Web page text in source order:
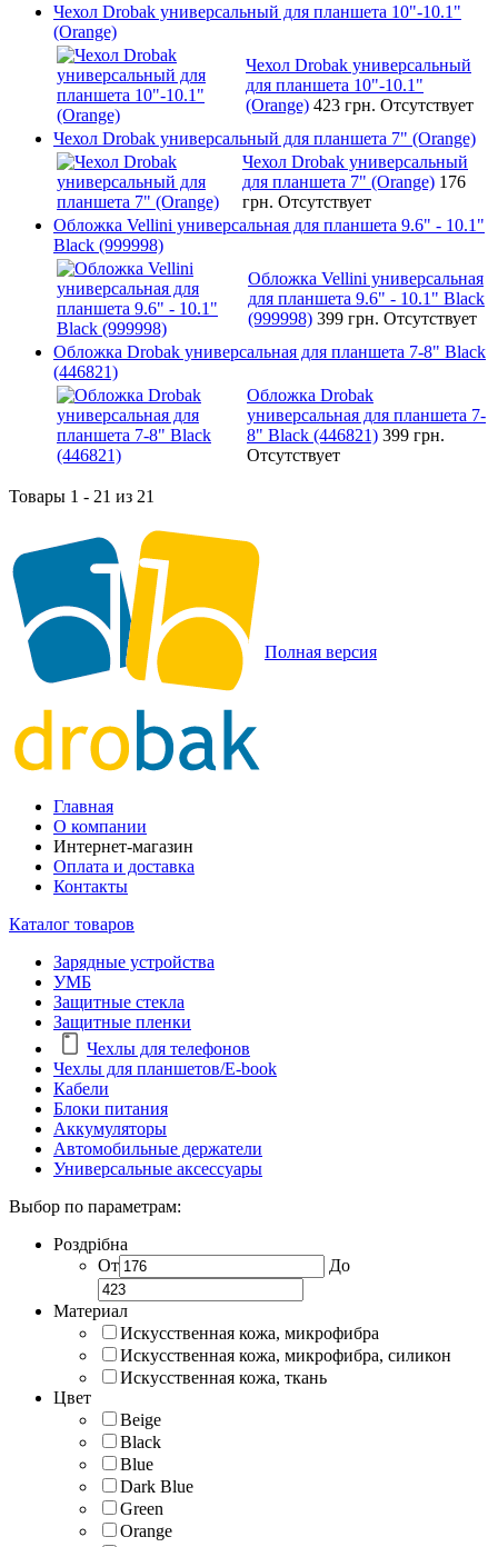
Чехол Drobak универсальный для планшета 10"-10.1"
(Orange)
Чехол Drobak универсальный
для планшета 10"-10.1"
(Orange) 423 грн. Отсутствует
Чехол Drobak универсальный для планшета 7" (Orange)
Чехол Drobak универсальный
для планшета 7" (Orange) 176
грн. Отсутствует
Обложка Vellini универсальная для планшета 9.6" - 10.1"
Black (999998)
Обложка Vellini универсальная
для планшета 9.6" - 10.1" Black
(999998) 399 грн. Отсутствует
Обложка Drobak универсальная для планшета 7-8" Black
(446821)
Обложка Drobak
универсальная для планшета 7-
8" Black (446821) 399 грн.
Отсутствует
Товары 1 - 21 из 21
Полная версия
Главная
О компании
Интернет-магазин
Оплата и доставка
Контакты
Каталог товаров
Зарядные устройства
УМБ
Защитные стекла
Защитные пленки
Чехлы для телефонов
Чехлы для планшетов/E-book
Кабели
Блоки питания
Аккумуляторы
Автомобильные держатели
Универсальные аксессуары
Выбор по параметрам:
Роздрібна
От
До
Материал
Искусственная кожа, микрофибра
Искусственная кожа, микрофибра, силикон
Искусственная кожа, ткань
Цвет
Beige
Black
Blue
Dark Blue
Green
Orange